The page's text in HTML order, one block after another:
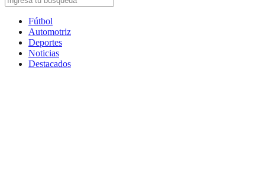
Fútbol
Automotriz
Deportes
Noticias
Destacados